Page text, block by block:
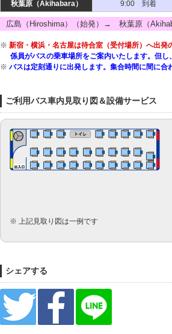
秋葉原（Akihabara） 9:00 到着
広島（Hiroshima）（始発）→ 秋葉原（
※ 新宿・横浜・名古屋は待合室（受付場所）へ出発
係員がバスの乗車場所をご案内いたします。但
※ バスは定刻通りに出発します。集合時間に間に合
ご利用バス車内見取り図＆設備サービス
※ 上記見取り図は一例です
シェアする